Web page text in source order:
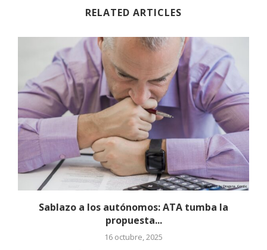
RELATED ARTICLES
Sablazo a los autónomos: ATA tumba la
propuesta...
16 octubre, 2025